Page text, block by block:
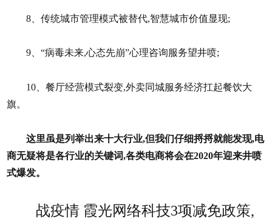
8、传统城市管理模式被替代,智慧城市价值显现;
9、“病毒未来,心态先崩”心理咨询服务望井喷;
10、餐厅经营模式裂变,外卖同城服务经济扛起餐饮大
旗。
这里虽是列举出来十大行业,但我们仔细捋捋就能发现,电
商无疑将是各行业的关键词,各类电商将会在2020年迎来井喷
式爆发。
战疫情 霞光网络科技3项减免政策,